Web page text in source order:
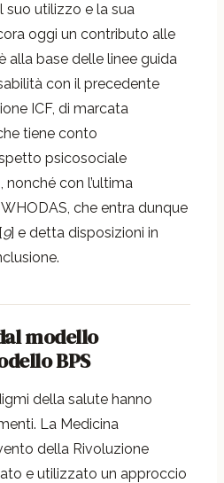
suo utilizzo e la sua
oggi un contributo alle
alla base delle linee guida
con il precedente
ICF, di marcata
tiene conto
psicosociale
nonché con l’ultima
che entra dunque
9] e detta disposizioni in
modello
BPS
della salute hanno
La Medicina
della Rivoluzione
e utilizzato un approccio